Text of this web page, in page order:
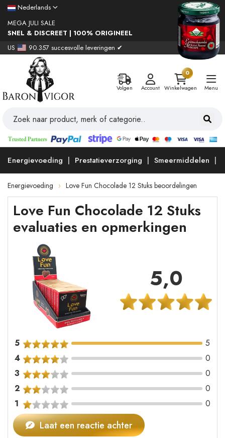
Nederlands
MEGA JULI SALE
SNEL & DISCREET | 100% ORIGINEEL
US
90.357 succesvolle leveringen ✔
Volgen Account
0
Winkelwagen
Menu
Energievoeding Prestatieverzorging Smeermiddelen
Energievoeding Love Fun Chocolade 12 Stuks beoordelingen
Love Fun Chocolade 12 Stuks
evaluaties en opmerkingen
5,0
5
5
4
0
3
0
2
0
1
0
Laat een reactie achter